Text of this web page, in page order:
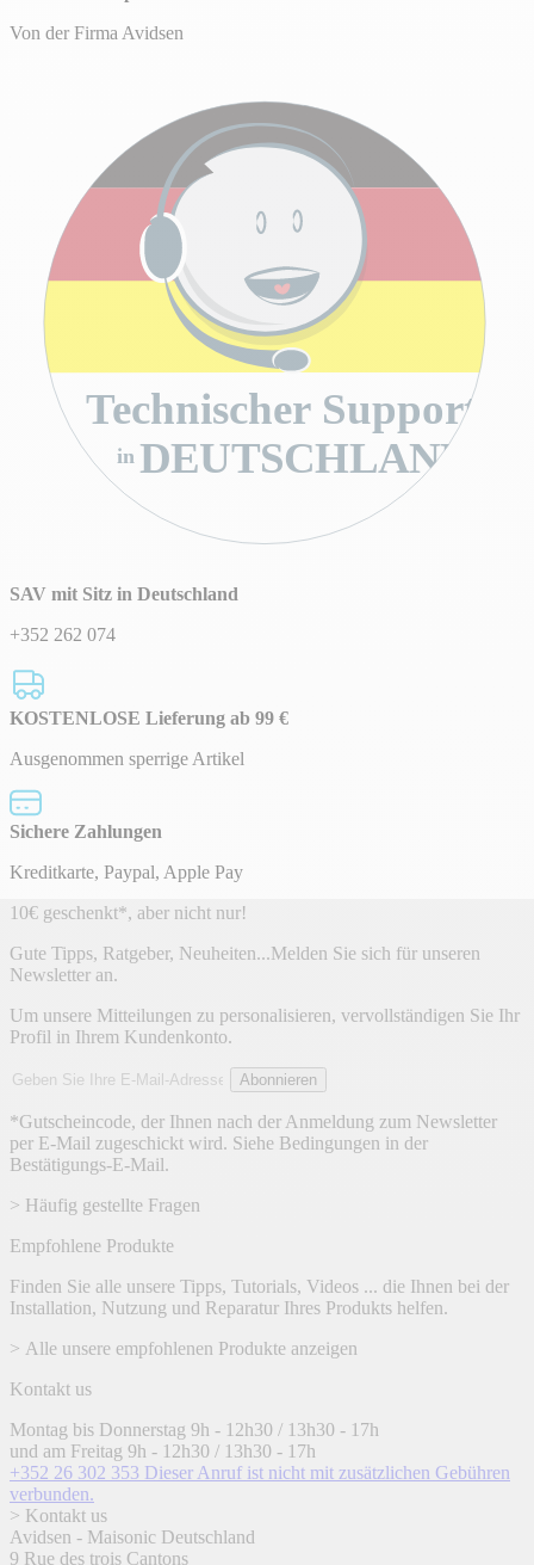
Von der Firma Avidsen
Technischer Support
DEUTSCHLAND
in
SAV mit Sitz in Deutschland
+352 262 074
KOSTENLOSE Lieferung ab 99 €
Ausgenommen sperrige Artikel
Sichere Zahlungen
Kreditkarte, Paypal, Apple Pay
Newsletter
10€ geschenkt*, aber nicht nur!
Gute Tipps, Ratgeber, Neuheiten...Melden Sie sich für unseren
Newsletter an.
Um unsere Mitteilungen zu personalisieren, vervollständigen Sie Ihr
Profil in Ihrem Kundenkonto.
E-
Adresse
Abonnieren
*Gutscheincode, der Ihnen nach der Anmeldung zum Newsletter
per E-Mail zugeschickt wird. Siehe Bedingungen in der
Bestätigungs-E-Mail.
> Häufig gestellte Fragen
Empfohlene Produkte
Finden Sie alle unsere Tipps, Tutorials, Videos ... die Ihnen bei der
Installation, Nutzung und Reparatur Ihres Produkts helfen.
> Alle unsere empfohlenen Produkte anzeigen
Kontakt us
Montag bis Donnerstag 9h - 12h30 / 13h30 - 17h
und am Freitag 9h - 12h30 / 13h30 - 17h
+352 26 302 353 Dieser Anruf ist nicht mit zusätzlichen Gebühren
verbunden.
> Kontakt us
Avidsen - Maisonic Deutschland
9 Rue des trois Cantons